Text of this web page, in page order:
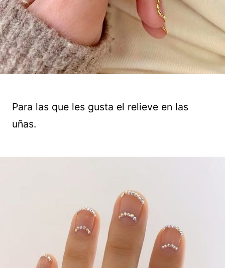
Para las que les gusta el relieve en las
uñas.